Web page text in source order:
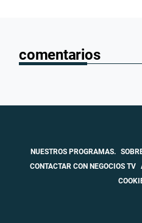
comentarios
NUESTROS PROGRAMAS.
CONTACTAR CON NEGOCIOS TV